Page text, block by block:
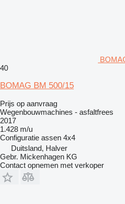
40
BOMAG BM 500/15
Prijs op aanvraag
Wegenbouwmachines - asfaltfrees
2017
1.428 m/u
Configuratie assen 4x4
Duitsland, Halver
Gebr. Mickenhagen KG
Contact opnemen met verkoper